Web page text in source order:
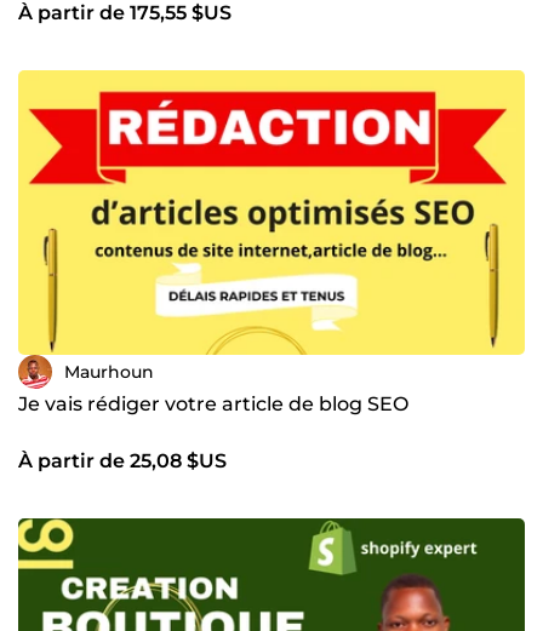
À partir de 175,55 $US
Maurhoun
Je vais rédiger votre article de blog SEO
À partir de 25,08 $US